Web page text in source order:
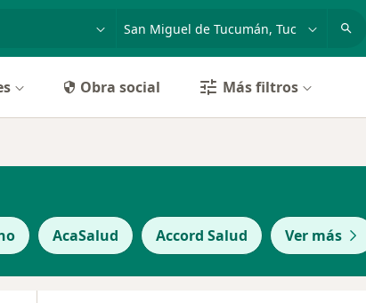
o nombre
Obra social Más filtros
AcaSalud Accord Salud Ver más